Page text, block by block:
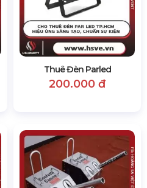
Thuê Đèn Parled
200.000 đ